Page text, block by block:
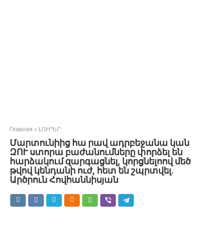
Главная » ԼՈՒՐԵՐ
Մարտունիից հա րավ ադրբեջանա կան
ԶՈՒ ստորա բաժանումները փորձել են
հարձակում զարգացնել, կորցնելոով մեծ
թվով կենդանի ուժ, հետ են շպրտվել.
Արծրուն Հովհաննիսյան